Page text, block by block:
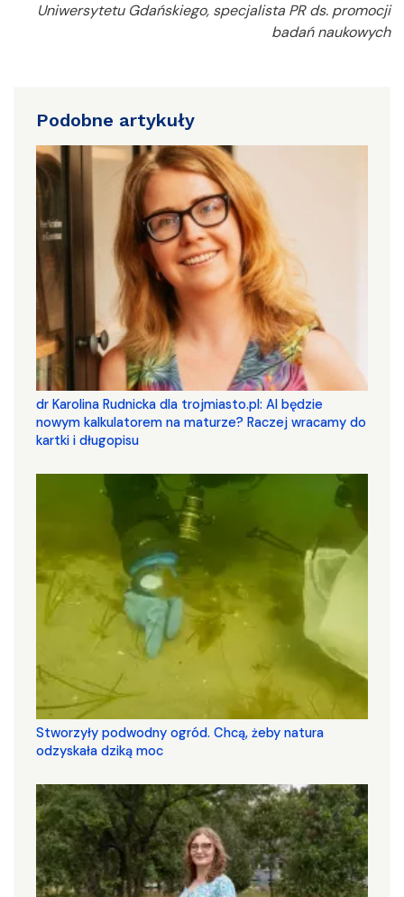
Uniwersytetu Gdańskiego, specjalista PR ds. promocji
badań naukowych
Podobne artykuły
dr Karolina Rudnicka dla trojmiasto.pl: AI będzie
nowym kalkulatorem na maturze? Raczej wracamy do
kartki i długopisu
Stworzyły podwodny ogród. Chcą, żeby natura
odzyskała dziką moc